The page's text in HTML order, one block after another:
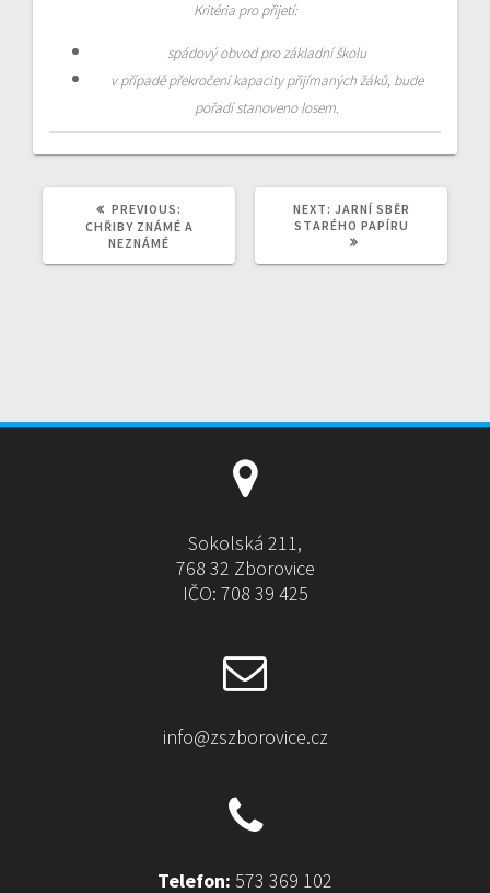
Kritéria pro přijetí:
spádový obvod pro základní školu
v případě překročení kapacity přijímaných žáků, bude
pořadí stanoveno losem.
PREVIOUS:
POST:
CHŘIBY ZNÁMÉ A
NEZNÁMÉ
NEXT: NEXT
POST:
JARNÍ SBĚR
STARÉHO PAPÍRU
Sokolská 211,
768 32 Zborovice
IČO: 708 39 425
info@zszborovice.cz
Telefon: 573 369 102